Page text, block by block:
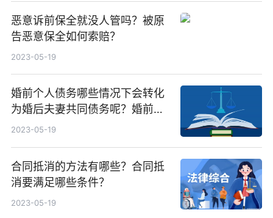
恶意诉前保全就没人管吗？被原
告恶意保全如何索赔？
2023-05-19
婚前个人债务哪些情况下会转化
为婚后夫妻共同债务呢？婚前个
人债务能转化成夫妻共同债务
2023-05-19
合同抵消的方法有哪些？合同抵
消要满足哪些条件？
2023-05-19